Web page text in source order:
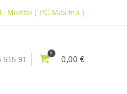
Molėtai ( PC Maxima )
515 91
0
0,00 €